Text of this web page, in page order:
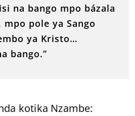
na bango mpo bázala
pole ya Sango
ya Kristo…
bango.”
kotika Nzambe: